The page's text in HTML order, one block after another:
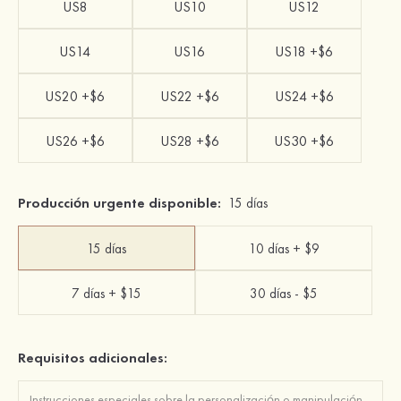
US8 US10 US12
US14 US16 US18 +$6
US20 +$6 US22 +$6 US24 +$6
US26 +$6 US28 +$6 US30 +$6
Producción urgente disponible: 15 días
15 días 10 días + $9
7 días + $15 30 días - $5
Requisitos adicionales: